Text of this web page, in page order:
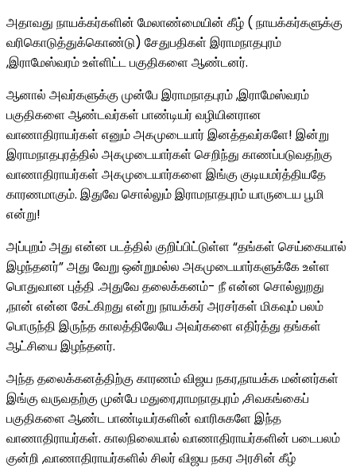
அதாவது நாயக்கர்களின் மேலாண்மையின் கீழ் ( நாயக்கர்களுக்கு
வரிகொடுத்துக்கொண்டு) சேதுபதிகள் இராமநாதபுரம்
,இராமேஸ்வரம் உள்ளிட்ட பகுதிகளை ஆண்டனர்.
ஆனால் அவர்களுக்கு முன்பே இராமநாதபுரம் ,இராமேஸ்வரம்
பகுதிகளை ஆண்டவர்கள் பாண்டியர் வழியினரான
வாணாதிராயர்கள் எனும் அகமுடையார் இனத்தவர்களே! இன்று
இராமநாதபுரத்தில் அகமுடையார்கள் செறிந்து காணப்படுவதற்கு
வாணாதிராயர்கள் அகமுடையார்களை இங்கு குடியமர்த்தியதே
காரணமாகும். இதுவே சொல்லும் இராமநாதபுரம் யாருடைய பூமி
என்று!
அப்புறம் அது என்ன படத்தில் குறிப்பிட்டுள்ள “தங்கள் செய்கையால்
இழந்தனர்” அது வேறு ஒன்றுமல்ல அகமுடையார்களுக்கே உள்ள
பொதுவான புத்தி .அதுவே தலைக்கனம்- நீ என்ன சொல்லுறது
,நான் என்ன கேட்கிறது என்று நாயக்கர் அரசர்கள் மிகவும் பலம்
பொருந்தி இருந்த காலத்திலேயே அவர்களை எதிர்த்து தங்கள்
ஆட்சியை இழந்தனர்.
அந்த தலைக்கனத்திற்கு காரணம் விஜய நகர,நாயக்க மன்னர்கள்
இங்கு வருவதற்கு முன்பே மதுரை,ராமநாதபுரம் ,சிவகங்கைப்
பகுதிகளை ஆண்ட பாண்டியர்களின் வாரிசுகளே இந்த
வாணாதிராயர்கள். காலநிலையால் வாணாதிராயர்களின் படைபலம்
குன்றி ,வாணாதிராயர்களில் சிலர் விஜய நகர அரசின் கீழ்